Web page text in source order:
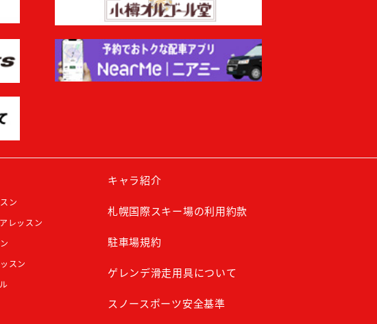
ン
レッスン
スン
キャラ紹介
札幌国際スキー場の利用約款
駐車場規約
ゲレンデ滑走用具について
スノースポーツ安全基準